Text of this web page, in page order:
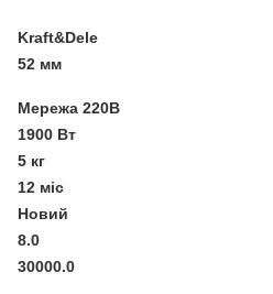
Kraft&Dele
52 мм
Мережа 220В
1900 Вт
5 кг
12 міс
Новий
8.0
30000.0